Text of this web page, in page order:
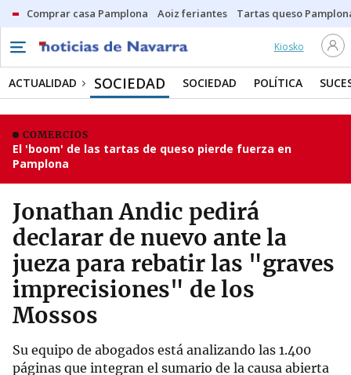
Comprar casa Pamplona Aoiz feriantes Tartas queso
Kiosko
ACTUALIDAD SOCIEDAD SOCIEDAD POLÍTICA
COMERCIOS
El 'boom' de las tartas de queso pierde fuerza en
Pamplona
Jonathan Andic pedirá
declarar de nuevo ante la
jueza para rebatir las "graves
imprecisiones" de los
Mossos
Su equipo de abogados está analizando las 1.400
páginas que integran el sumario de la causa abierta